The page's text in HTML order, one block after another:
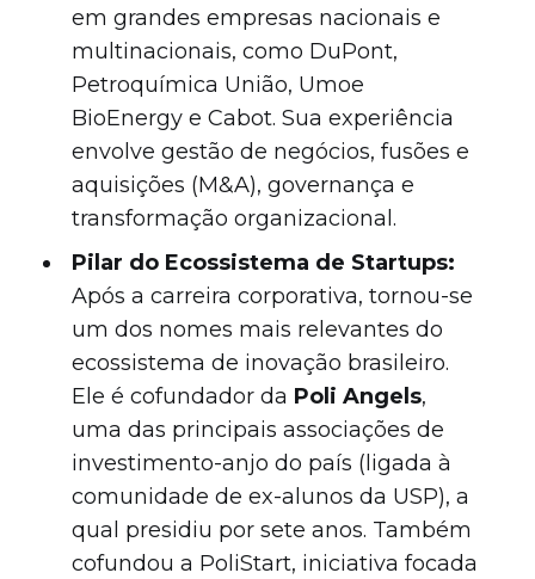
em grandes empresas nacionais e
multinacionais, como DuPont,
Petroquímica União, Umoe
BioEnergy e Cabot. Sua experiência
envolve gestão de negócios, fusões e
aquisições (M&A), governança e
transformação organizacional.
Pilar do Ecossistema de Startups:
Após a carreira corporativa, tornou-se
um dos nomes mais relevantes do
ecossistema de inovação brasileiro.
Ele é cofundador da Poli Angels,
uma das principais associações de
investimento-anjo do país (ligada à
comunidade de ex-alunos da USP), a
qual presidiu por sete anos. Também
cofundou a PoliStart, iniciativa focada